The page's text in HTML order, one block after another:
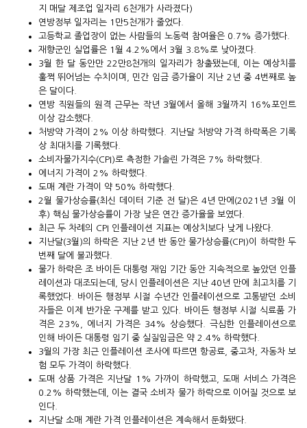
지 매달 제조업 일자리 6천개가 사라졌다)
연방정부 일자리는 1만5천개가 줄었다.
고등학교 졸업장이 없는 사람들의 노동력 참여율은 0.7% 증가했다.
재향군인 실업률은 1월 4.2%에서 3월 3.8%로 낮아졌다.
3월 한 달 동안만 22만8천개의 일자리가 창출됐는데, 이는 예상치를
훌쩍 뛰어넘는 수치이며, 민간 임금 증가율이 지난 2년 중 4번째로 높
은 달이다.
연방 직원들의 원격 근무는 작년 3월에서 올해 3월까지 16%포인트
이상 감소했다.
처방약 가격이 2% 이상 하락했다. 지난달 처방약 가격 하락폭은 기록
상 최대치를 기록했다.
소비자물가지수(CPI)로 측정한 가솔린 가격은 7% 하락했다.
에너지 가격이 2% 하락했다.
도매 계란 가격이 약 50% 하락했다.
2월 물가상승률(최신 데이터 기준 전 달)은 4년 만에(2021년 3월 이
후) 핵심 물가상승률이 가장 낮은 연간 증가율을 보였다.
최근 두 차례의 CPI 인플레이션 지표는 예상치보다 낮게 나왔다.
지난달(3월)의 하락은 지난 2년 반 동안 물가상승률(CPI)이 하락한 두
번째 달에 불과했다.
물가 하락은 조 바이든 대통령 재임 기간 동안 지속적으로 높았던 인플
레이션과 대조되는데, 당시 인플레이션은 지난 40년 만에 최고치를 기
록했었다. 바이든 행정부 시절 수년간 인플레이션으로 고통받던 소비
자들은 이제 반가운 구제를 받고 있다. 바이든 행정부 시절 식료품 가
격은 23%, 에너지 가격은 34% 상승했다. 극심한 인플레이션으로
인해 바이든 대통령 임기 중 실질임금은 약 2.4% 하락했다.
3월의 가장 최근 인플레이션 조사에 따르면 항공료, 중고차, 자동차 보
험 모두 가격이 하락했다.
도매 상품 가격은 지난달 1% 가까이 하락했고, 도매 서비스 가격은
0.2% 하락했는데, 이는 결국 소비자 물가 하락으로 이어질 것으로 보
인다.
지난달 소매 계란 가격 인플레이션은 계속해서 둔화됐다.